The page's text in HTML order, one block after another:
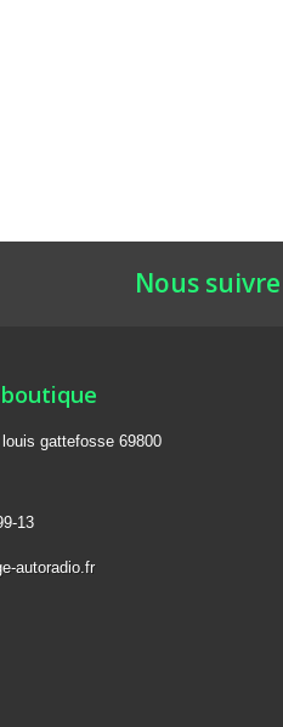
Nous suivre
gattefosse 69800
13
autoradio.fr